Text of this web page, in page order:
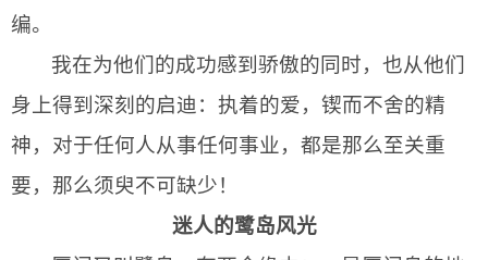
编。
我在为他们的成功感到骄傲的同时，也从他们
身上得到深刻的启迪：执着的爱，锲而不舍的精
神，对于任何人从事任何事业，都是那么至关重
要，那么须臾不可缺少！
迷人的鹭岛风光